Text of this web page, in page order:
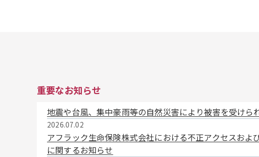
重要なお知らせ
地震や台風、集中豪雨等の自然災害により被害を受けら
2026.07.02
アフラック生命保険株式会社における不正アクセスおよ
に関するお知らせ